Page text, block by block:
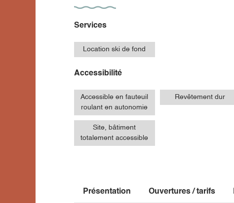
Services
Location ski de fond
Accessibilité
Accessible en fauteuil
roulant en autonomie
Revêtement dur
Site, bâtiment
totalement accessible
Présentation Ouvertures / tarifs